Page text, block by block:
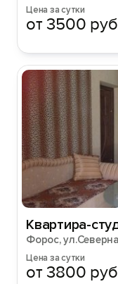
Цена за сутки
от 3500
Квартира-
Форос,
Цена за сутки
от 3800